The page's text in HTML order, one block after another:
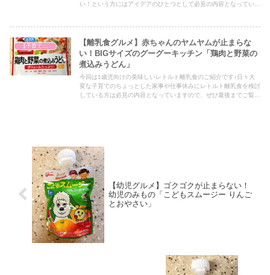
い！という方にはアイデアのひとつとして必見の内容となっていま
【離乳食グルメ】赤ちゃんのヤムヤムが止まらな
い！BIGサイズのグーグーキッチン「鶏肉と野菜の
煮込みうどん」
今回は1歳児向けの美味しいレトルト離乳食のご紹介です♪日々大
変な子育てのちょっとした家事や仕事休みにレトルト離乳食を検討
している方は必見の内容となっていますので、ぜひ最後までご覧く
【幼児グルメ】ゴクゴクが止まらない！
幼児のみもの「こどもスムージー りんご
とおやさい」